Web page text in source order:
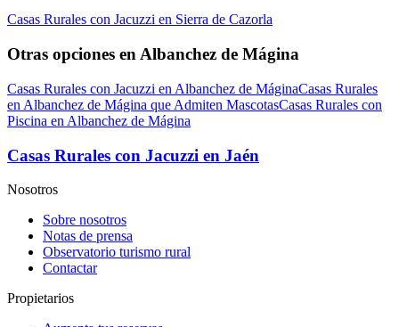
Casas Rurales con Jacuzzi en Sierra de Cazorla
Otras opciones en Albanchez de Mágina
Casas Rurales con Jacuzzi en Albanchez de MáginaCasas Rurales
en Albanchez de Mágina que Admiten MascotasCasas Rurales con
Piscina en Albanchez de Mágina
Casas Rurales con Jacuzzi en Jaén
Nosotros
Sobre nosotros
Notas de prensa
Observatorio turismo rural
Contactar
Propietarios